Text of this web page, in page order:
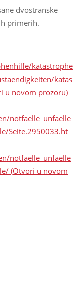
dvostranske
primerih.
katastrophe
katas
u novom prozoru)
notfaelle_unfaelle
Seite.2950033.ht
notfaelle_unfaelle
(Otvori u novom